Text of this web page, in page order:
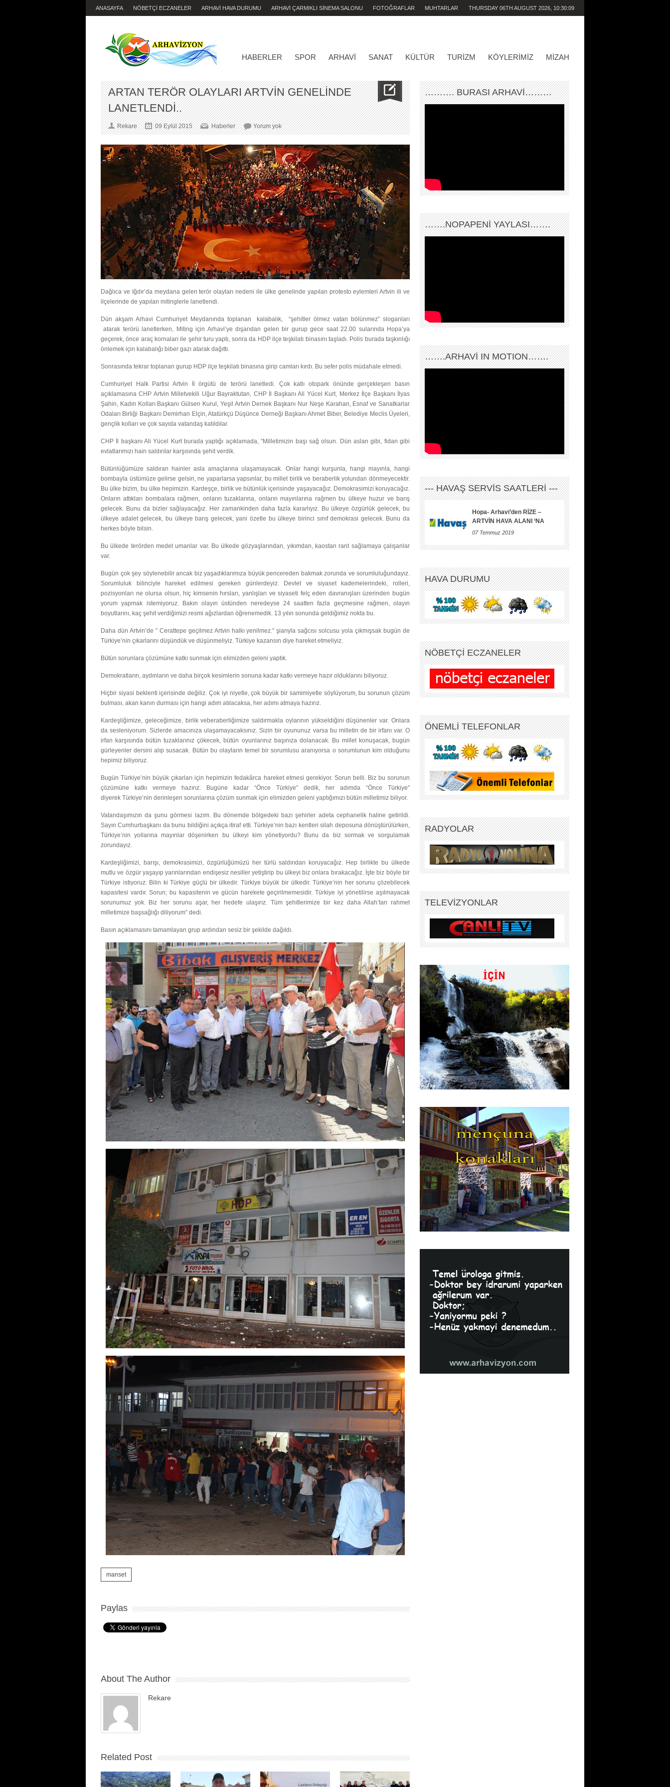
ANASAYFA NÖBETÇİ ECZANELER ARHAVİ HAVA DURUMU ARHAVİ ÇARMIKLI SİNEMA SALONU FOTOĞRAFLAR MUHTARLAR THURSDAY 06TH AUGUST 2026, 10:30:09
HABERLER SPOR ARHAVI SANAT KÜLTÜR TURIZM KÖYLERIMIZ MIZAH
ARTAN TERÖR OLAYLARI ARTVİN GENELİNDE
LANETLENDİ..
Rekare 09 Eylül 2015 Haberler Yorum yokARTAN
TERÖR
OLAYLARI
ARTVİN
GENELİNDE
LANETLENDİ..
Dağlıca ve Iğdır’da meydana gelen terör olayları nedeni ile ülke genelinde yapılan protesto eylemleri Artvin ili ve
ilçelerinde de yapılan mitinglerle lanetlendi.
Dün akşam Arhavi Cumhuriyet Meydanında toplanan kalabalık, “şehitler ölmez vatan bölünmez” sloganları
atarak terörü lanetlerken, Miting için Arhavi’ye dışarıdan gelen bir gurup gece saat 22.00 sularında Hopa’ya
geçerek, önce araç kornaları ile şehir turu yaptı, sonra da HDP ilçe teşkilatı binasını taşladı. Polis burada taşkınlığı
önlemek için kalabalığı biber gazı atarak dağıttı.
Sonrasında tekrar toplanan gurup HDP ilçe teşkilatı binasına girip camları kırdı. Bu sefer polis müdahale etmedi.
Cumhuriyet Halk Partisi Artvin İl örgütü de terörü lanetledi. Çok katlı otopark önünde gerçekleşen basın
açıklamasına CHP Artvin Milletvekili Uğur Bayraktutan, CHP İl Başkanı Ali Yücel Kurt, Merkez İlçe Başkanı İlyas
Şahin, Kadın Kolları Başkanı Gülsen Kurul, Yeşil Artvin Dernek Başkanı Nur Neşe Karahan, Esnaf ve Sanatkarlar
Odaları Birliği Başkanı Demirhan Elçin, Atatürkçü Düşünce Derneği Başkanı Ahmet Biber, Belediye Meclis Üyeleri,
gençlik kolları ve çok sayıda vatandaş katıldılar.
CHP İl başkanı Ali Yücel Kurt burada yaptığı açıklamada, “Milletimizin başı sağ olsun. Dün aslan gibi, fidan gibi
evlatlarımızı hain saldırılar karşısında şehit verdik.
Bütünlüğümüze saldıran hainler asla amaçlarına ulaşamayacak. Onlar hangi kurşunla, hangi mayınla, hangi
bombayla üstümüze gelirse gelsin, ne yaparlarsa yapsınlar, bu millet birlik ve beraberlik yolundan dönmeyecektir.
Bu ülke bizim, bu ülke hepimizin. Kardeşçe, birlik ve bütünlük içerisinde yaşayacağız. Demokrasimizi koruyacağız.
Onların attıkları bombalara rağmen, onların tuzaklarına, onların mayınlarına rağmen bu ülkeye huzur ve barış
gelecek. Bunu da bizler sağlayacağız. Her zamankinden daha fazla kararlıyız. Bu ülkeye özgürlük gelecek, bu
ülkeye adalet gelecek, bu ülkeye barış gelecek, yani özetle bu ülkeye birinci sınıf demokrasi gelecek. Bunu da
herkes böyle bilsin.
Bu ülkede terörden medet umanlar var. Bu ülkede gözyaşlarından, yıkımdan, kaostan rant sağlamaya çalışanlar
var.
Bugün çok şey söylenebilir ancak biz yaşadıklarımıza büyük pencereden bakmak zorunda ve sorumluluğundayız.
Sorumluluk bilinciyle hareket edilmesi gereken günlerdeyiz. Devlet ve siyaset kademelerindeki, rolleri,
pozisyonları ne olursa olsun, hiç kimsenin hırsları, yanlışları ve siyaseti felç eden davranışları üzerinden bugün
yorum yapmak istemiyoruz. Bakın olayın üstünden neredeyse 24 saatten fazla geçmesine rağmen, olayın
boyutlarını, kaç şehit verdiğimizi resmi ağızlardan öğrenemedik. 13 yılın sonunda geldiğimiz nokta bu.
Daha dün Artvin’de ” Cerattepe geçilmez Artvin halkı yenilmez.” şiarıyla sağcısı solcusu yola çıkmışsak bugün de
Türkiye’nin çıkarlarını düşündük ve düşünmeliyiz. Türkiye kazansın diye hareket etmeliyiz.
Bütün sorunlara çözümüne katkı sunmak için elimizden geleni yaptık.
Demokratların, aydınların ve daha birçok kesimlerin sonuna kadar katkı vermeye hazır olduklarını biliyoruz.
Hiçbir siyasi beklenti içerisinde değiliz. Çok iyi niyetle, çok büyük bir samimiyetle söylüyorum, bu sorunun çözüm
bulması, akan kanın durması için hangi adım atılacaksa, her adımı atmaya hazırız.
Kardeşliğimize, geleceğimize, birlik veberaberliğimize saldırmakla oylarının yükseldiğini düşünenler var. Onlara
da sesleniyorum. Sizlerde amacınıza ulaşamayacaksınız. Sizin bir oyununuz varsa bu milletin de bir irfanı var. O
irfan karşısında bütün tuzaklarınız çökecek, bütün oyunlarınız başınıza dolanacak. Bu millet konuşacak, bugün
gürleyenler dersini alıp susacak. Bütün bu olayların temel bir sorumlusu aranıyorsa o sorumlunun kim olduğunu
hepimiz biliyoruz.
Bugün Türkiye’nin büyük çıkarları için hepimizin fedakârca hareket etmesi gerekiyor. Sorun belli. Biz bu sorunun
çözümüne katkı vermeye hazırız. Bugüne kadar “Önce Türkiye” dedik, her adımda “Önce Türkiye”
diyerek Türkiye’nin derinleşen sorunlarına çözüm sunmak için elimizden geleni yaptığımızı bütün milletimiz biliyor.
Vatandaşımızın da şunu görmesi lazım. Bu dönemde bölgedeki bazı şehirler adeta cephanelik haline getirildi.
Sayın Cumhurbaşkanı da bunu bildiğini açıkça itiraf etti. Türkiye’nin bazı kentleri silah deposuna dönüştürülürken,
Türkiye’nin yollarına mayınlar döşenirken bu ülkeyi kim yönetiyordu? Bunu da biz sormak ve sorgulamak
zorundayız.
Kardeşliğimizi, barışı, demokrasimizi, özgürlüğümüzü her türlü saldırıdan koruyacağız. Hep birlikte bu ülkede
mutlu ve özgür yaşayıp yarınlarından endişesiz nesiller yetiştirip bu ülkeyi biz onlara bırakacağız. İşte biz böyle bir
Türkiye istiyoruz. Bilin ki Türkiye güçlü bir ülkedir. Türkiye büyük bir ülkedir. Türkiye’nin her sorunu çözebilecek
kapasitesi vardır. Sorun; bu kapasitenin ve gücün harekete geçirilmemesidir. Türkiye iyi yönetilirse aşılmayacak
sorunumuz yok. Biz her sorunu aşar, her hedefe ulaşırız. Tüm şehitlerimize bir kez daha Allah’tan rahmet
milletimize başsağlığı diliyorum” dedi.
Basın açıklamasını tamamlayan grup ardından sesiz bir şekilde dağıldı.
manset
Paylas
About The Author
Rekare
Related Post
………. BURASI ARHAVİ………
…….NOPAPENİ YAYLASI…….
…….ARHAVI IN MOTION…….
--- HAVAŞ SERVİS SAATLERİ ---
Hopa- Arhavi’den RİZE –
ARTVİN HAVA ALANI ‘NA
07 Temmuz 2019
HAVA DURUMU
NÖBETÇİ ECZANELER
ÖNEMLİ TELEFONLAR
RADYOLAR
TELEVİZYONLAR